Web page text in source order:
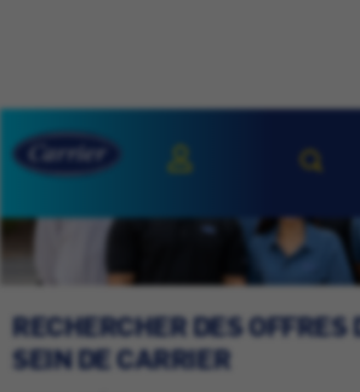
RECHERCHER DES
SEIN DE CARRIER